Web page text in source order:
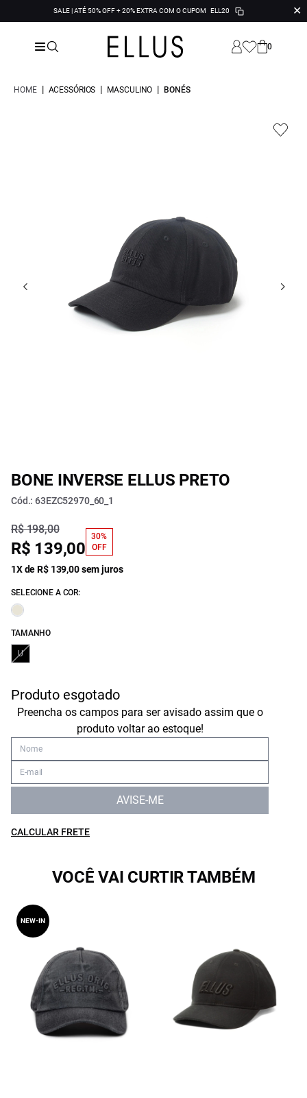
SALE | ATÉ 50% OFF + 20% EXTRA COM O CUPOM ELL20 ✕
0
HOME | ACESSÓRIOS | MASCULINO | BONÉS
BONE INVERSE ELLUS PRETO
Cód.: 63EZC52970_60_1
R$ 198,00
R$ 139,00
30%
OFF
1X de R$ 139,00 sem juros
SELECIONE A COR:
TAMANHO
U
Produto esgotado
Preencha os campos para ser avisado assim que o
produto voltar ao estoque!
AVISE-ME
CALCULAR FRETE
VOCÊ VAI CURTIR TAMBÉM
NEW-IN